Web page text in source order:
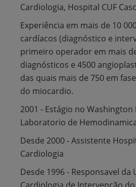
Cardiologia, Hospital CUF
Experiência em mais de 10
cardíacos (diagnóstico e
primeiro operador em mais
diagnósticos e 4500
das quais mais de 750 em
do miocardio.
2001 - Estágio no
Laboratorio de
Desde 2000 - Assistente
Cardiologia
Desde 1996 - Responsavel da